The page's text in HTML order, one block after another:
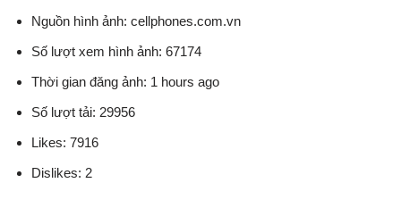
Nguồn hình ảnh: cellphones.com.vn
Số lượt xem hình ảnh: 67174
Thời gian đăng ảnh: 1 hours ago
Số lượt tải: 29956
Likes: 7916
Dislikes: 2